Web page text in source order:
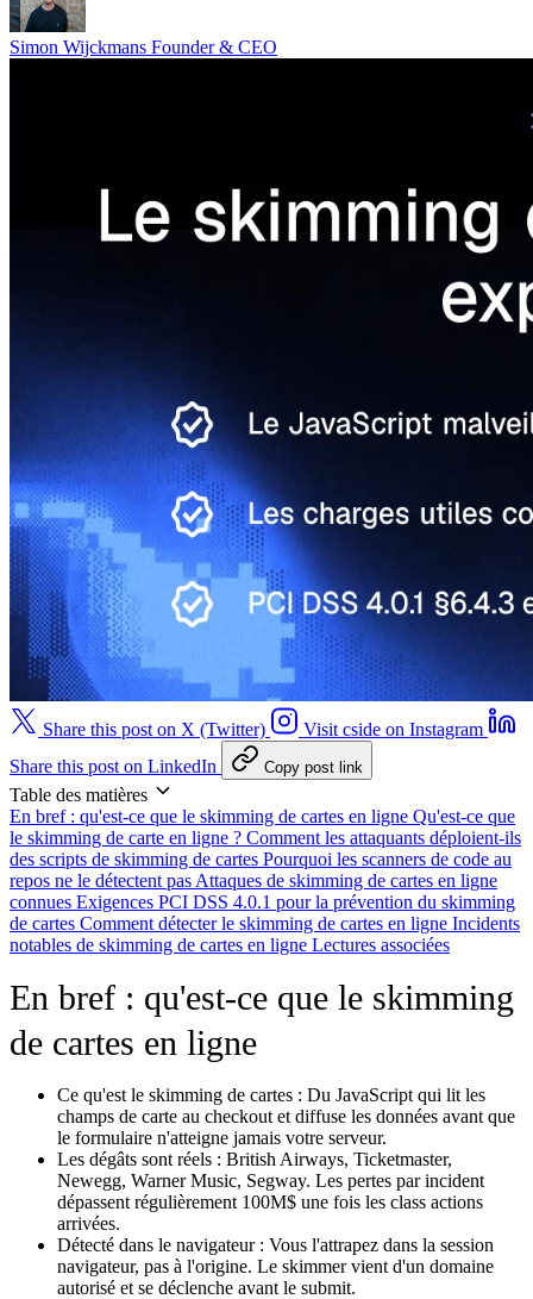
Simon Wijckmans Founder & CEO
Share this post on X (Twitter)
Visit cside on Instagram
Share this post on LinkedIn
Copy post link
Table des matières
En bref : qu'est-ce que le skimming de cartes en ligne Qu'est-ce que
le skimming de carte en ligne ? Comment les attaquants déploient-ils
des scripts de skimming de cartes Pourquoi les scanners de code au
repos ne le détectent pas Attaques de skimming de cartes en ligne
connues Exigences PCI DSS 4.0.1 pour la prévention du skimming
de cartes Comment détecter le skimming de cartes en ligne Incidents
notables de skimming de cartes en ligne Lectures associées
En bref : qu'est-ce que le skimming
de cartes en ligne
Ce qu'est le skimming de cartes : Du JavaScript qui lit les
champs de carte au checkout et diffuse les données avant que
le formulaire n'atteigne jamais votre serveur.
Les dégâts sont réels : British Airways, Ticketmaster,
Newegg, Warner Music, Segway. Les pertes par incident
dépassent régulièrement 100M$ une fois les class actions
arrivées.
Détecté dans le navigateur : Vous l'attrapez dans la session
navigateur, pas à l'origine. Le skimmer vient d'un domaine
autorisé et se déclenche avant le submit.